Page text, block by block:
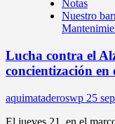
Notas
Nuestro
Lucha contra el
concientización
aquimataderoswp 25
El jueves 21, en el